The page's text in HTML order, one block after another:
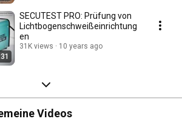
SECUTEST PRO: Prüfung von
Lichtbogenschweißeinrichtung
en
31K views 10 years ago
Videos